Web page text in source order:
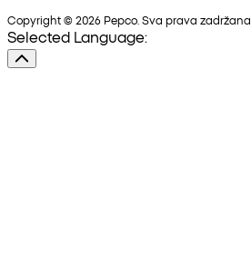
Copyright © 2026 Pepco. Sva prava zadržana.
Selected Language: